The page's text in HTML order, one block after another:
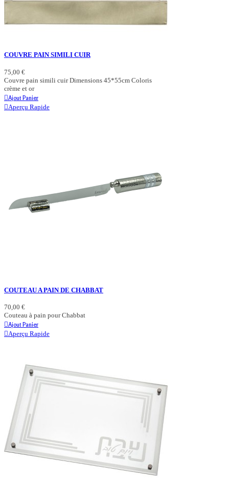
COUVRE PAIN SIMILI CUIR
75,00 €
Couvre pain simili cuir Dimensions 45*55cm Coloris
crème et or
Ajout Panier
Aperçu Rapide
COUTEAU A PAIN DE CHABBAT
70,00 €
Couteau à pain pour Chabbat
Ajout Panier
Aperçu Rapide